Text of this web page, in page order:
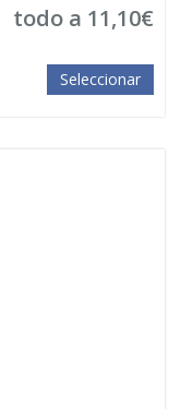
todo a 11,10€
Seleccionar